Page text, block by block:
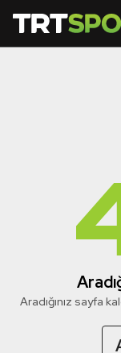
Aradığınız sayfa